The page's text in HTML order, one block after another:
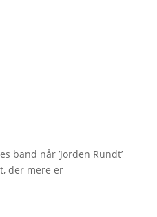
band når ’Jorden Rundt’
der mere er